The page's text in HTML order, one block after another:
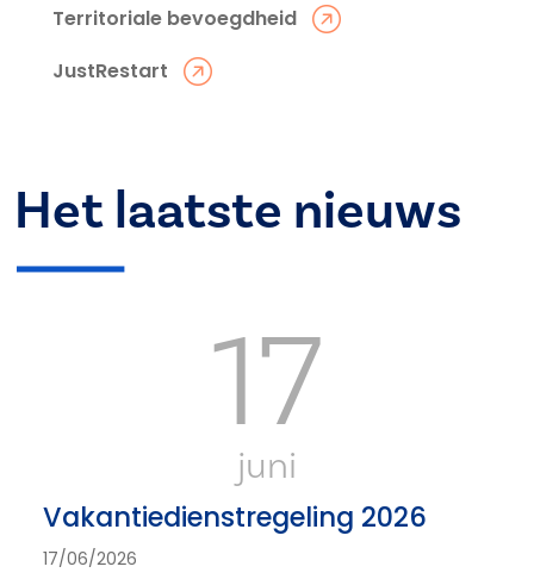
Territoriale bevoegdheid
JustRestart
Het laatste nieuws
17
juni
Vakantiedienstregeling 2026
17/06/2026